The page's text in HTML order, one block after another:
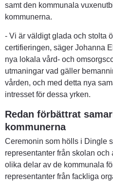
samt den kommunala
kommunerna.
- Vi är väldigt glada och stolta
certifieringen, säger Johanna
nya lokala vård- och
utmaningar vad gäller
vården, och med detta nya
intresset för dessa yrken.
Redan förbättrat
kommunerna
Ceremonin som hölls i Dingle
representanter från skolan och
olika delar av de kommunala
representanter från fackliga